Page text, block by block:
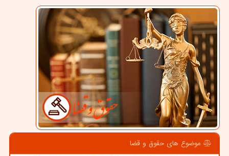
موضوع های حقوق و قضا